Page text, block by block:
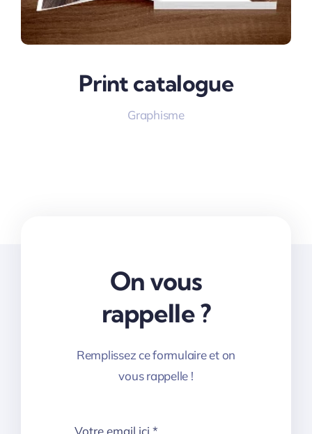
Print catalogue
Graphisme
On vous
rappelle ?
Remplissez ce formulaire et on
vous rappelle !